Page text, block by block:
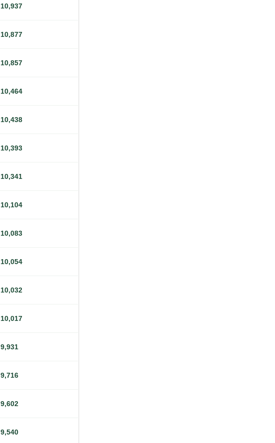
10,937
10,877
10,857
10,464
10,438
10,393
10,341
10,104
10,083
10,054
10,032
10,017
9,931
9,716
9,602
9,540